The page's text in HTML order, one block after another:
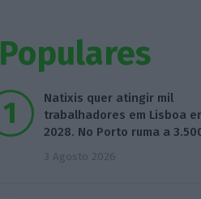
Populares
Natixis quer atingir mil
trabalhadores em Lisboa
2028. No Porto ruma a
3 Agosto 2026